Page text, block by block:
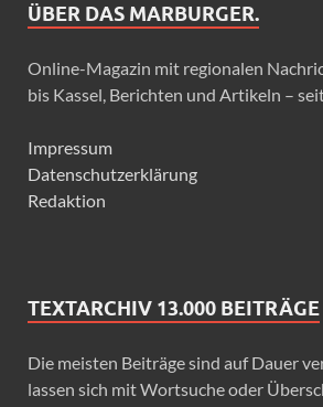
ÜBER DAS MARBURGER.
Online-Magazin mit regionalen
bis Kassel, Berichten und Artikeln –
Impressum
Datenschutzerklärung
Redaktion
TEXTARCHIV 13.000 BEITRÄGE
Die meisten Beiträge sind auf Dauer
lassen sich mit Wortsuche oder